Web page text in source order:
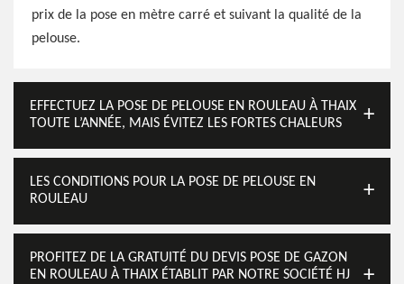
prix de la pose en mètre carré et suivant la qualité de la
pelouse.
EFFECTUEZ LA POSE DE PELOUSE EN ROULEAU À THAIX
TOUTE L’ANNÉE, MAIS ÉVITEZ LES FORTES CHALEURS
LES CONDITIONS POUR LA POSE DE PELOUSE EN
ROULEAU
PROFITEZ DE LA GRATUITÉ DU DEVIS POSE DE GAZON
EN ROULEAU À THAIX ÉTABLIT PAR NOTRE SOCIÉTÉ HJ